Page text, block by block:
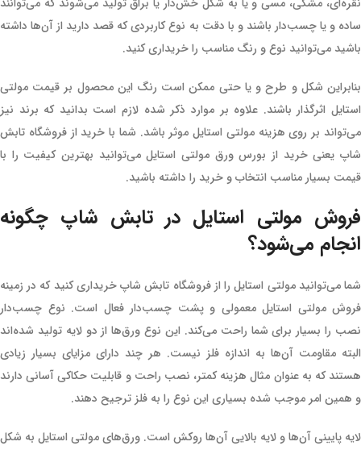
ساده و یا چسب‌دار باشند و با دقت به نوع کاربردی که قصد دارید از آن‌ها داشته
باشید می‌توانید نوع و رنگ مناسب را خریداری کنید.
بنابراین شکل و طرح و یا حتی ممکن است رنگ این محصول بر قیمت مولتی
استایل اثرگذار باشند. علاوه بر موارد ذکر شده لازم است بدانید که برند نیز
می‌تواند بر روی هزینه مولتی استایل موثر باشد. شما با خرید از فروشگاه تابش
شاپ یعنی خرید از بورس ورق مولتی استایل می‌توانید بهترین کیفیت را با
قیمت بسیار مناسب انتخاب و خرید را داشته باشید.
فروش مولتی استایل در تابش شاپ چگونه
انجام می‌شود؟
شما می‌توانید مولتی استایل را از فروشگاه تابش شاپ خریداری کنید که در زمینه
فروش مولتی استایل معمولی و پشت چسب‌دار فعال است. نوع چسب‌دار
نصب را بسیار برای شما راحت می‌کند. این نوع ورق‌ها از دو لایه تولید شده‌اند
البته مقاومت آن‌ها به اندازه فلز نیست. هر چند دارای مزایای بسیار زیادی
هستند که به عنوان مثال هزینه کمتر، نصب راحت و قابلیت حکاکی آسانی دارند
و همین امر موجب شده بسیاری این نوع را به فلز ترجیح دهند.
لایه پایینی آن‌ها و لایه بالایی آن‌ها روکش است. ورق‌های مولتی استایل به شکل